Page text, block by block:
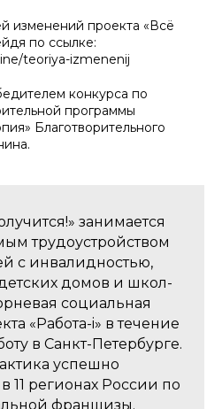
изменений проекта «Всё
по ссылке:
teoriya-izmenenij
конкурса по
программы
Благотворительного
занимается
трудоустройством
с инвалидностью,
домов и школ-
социальная
«Работа-i» в течение
в Санкт-Петербурге.
успешно
11 регионах России по
франшизы.